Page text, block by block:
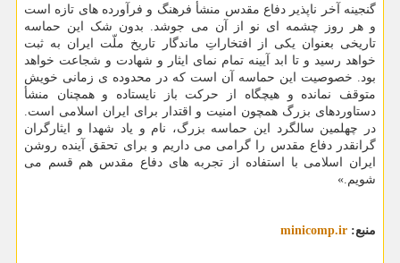
گنجینه آخر ناپذیر دفاع مقدس منشأ فرهنگ و فرآورده های تازه است
و هر روز چشمه ای نو از آن می جوشد. بدون شک این حماسه
تاریخی بعنوان یکی از افتخاراتِ ماندگار تاریخ ملّت ایران به ثبت
خواهد رسید و تا ابد آیینه تمام نمای ایثار و شهادت و شجاعت خواهد
بود. خصوصیت این حماسه آن است که در محدوده ی زمانی خویش
متوقف نمانده و هیچگاه از حرکت باز نایستاده و همچنان منشأ
دستاوردهای بزرگ همچون امنیت و اقتدار برای ایران اسلامی است.
در چهلمین سالگرد این حماسه بزرگ، نام و یاد شهدا و ایثارگران
گرانقدر دفاع مقدس را گرامی می داریم و برای تحقق آینده روشن
ایران اسلامی با استفاده از تجربه های دفاع مقدس هم قسم می
شویم.»
منبع: minicomp.ir